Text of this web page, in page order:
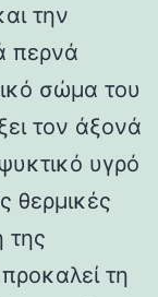
την
περνά
σώμα του
τον άξονά
υγρό
θερμικές
της
τη